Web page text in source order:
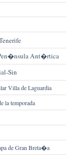
Ant�rtica
Sin
Villa de Laguardia
la temporada
de Gran Breta�a